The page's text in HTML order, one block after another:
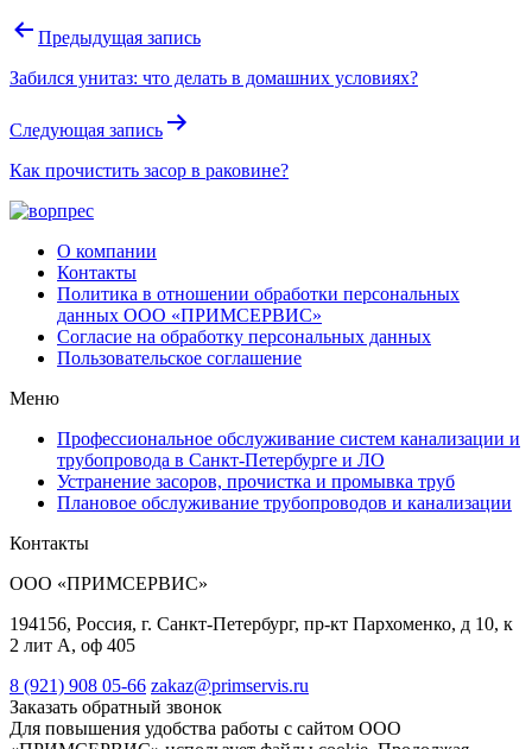
Навигация
записям
Предыдущая запись
Забился унитаз: что делать в домашних условиях?
Следующая запись
Как прочистить засор в раковине?
О компании
Контакты
Политика в отношении обработки персональных
данных ООО «ПРИМСЕРВИС»
Согласие на обработку персональных данных
Пользовательское соглашение
Меню
Профессиональное обслуживание систем канализации и
трубопровода в Санкт-Петербурге и ЛО
Устранение засоров, прочистка и промывка труб
Плановое обслуживание трубопроводов и канализации
Контакты
ООО «ПРИМСЕРВИС»
194156, Россия, г. Санкт-Петербург, пр-кт Пархоменко, д 10, к
2 лит А, оф 405
8 (921) 908 05-66 zakaz@primservis.ru
Заказать обратный звонок
Для повышения удобства работы с сайтом ООО